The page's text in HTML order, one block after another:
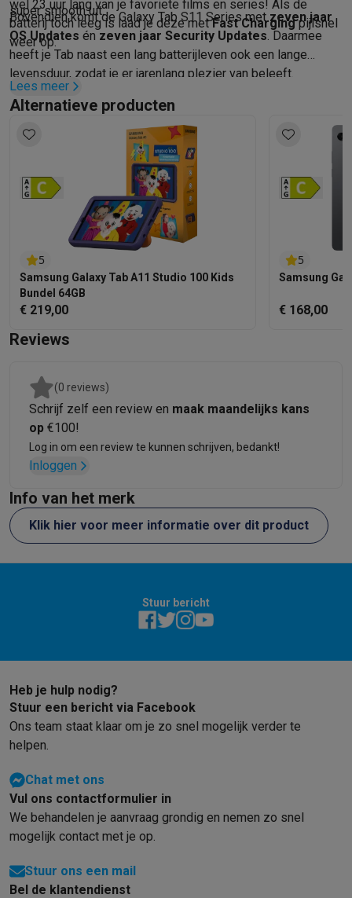
super smooth uit.
wel 23 uur lang van je favoriete films en series! Als de
batterij toch leeg is laad je deze metFast Chargingpijlsnel
weer op.
Bovendien komt de Galaxy Tab S11 Series metzeven jaar
OS Updates én zeven jaar Security Updates. Daarmee
heeft je Tab naast een lang batterijleven ook een lange
levensduur, zodat je er jarenlang plezier van beleeft.
Lees meer
Alternatieve producten
5
Samsung Galaxy Tab A11 Studio 100 Kids
Bundel 64GB
€ 219,00
5
Samsung
€ 168,00
Reviews
(0 reviews)
Schrijf zelf een review en maak maandelijks kans
op €100!
Log in om een review te kunnen schrijven, bedankt!
Inloggen
Info van het merk
Klik hier voor meer informatie over dit product
Stuur bericht
Heb je hulp nodig?
Stuur een bericht via Facebook
Ons team staat klaar om je zo snel mogelijk verder te
helpen.
Chat met ons
Vul ons contactformulier in
We behandelen je aanvraag grondig en nemen zo snel
mogelijk contact met je op.
Stuur ons een mail
Bel de klantendienst